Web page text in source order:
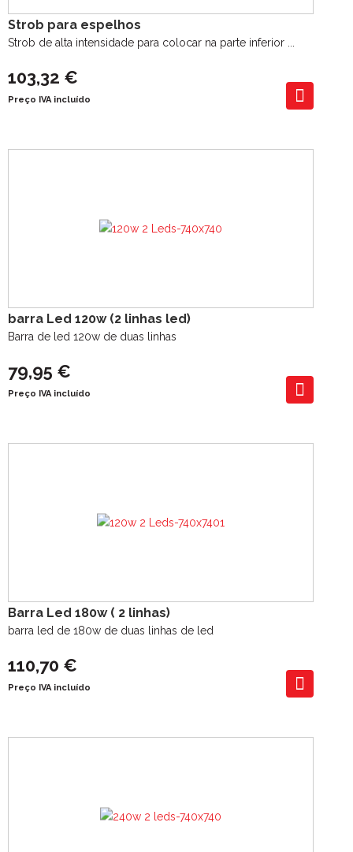
Strob para espelhos
Strob de alta intensidade para colocar na parte inferior ...
103,32 €
Preço IVA incluído
barra Led 120w (2 linhas led)
Barra de led 120w de duas linhas
79,95 €
Preço IVA incluído
Barra Led 180w ( 2 linhas)
barra led de 180w de duas linhas de led
110,70 €
Preço IVA incluído